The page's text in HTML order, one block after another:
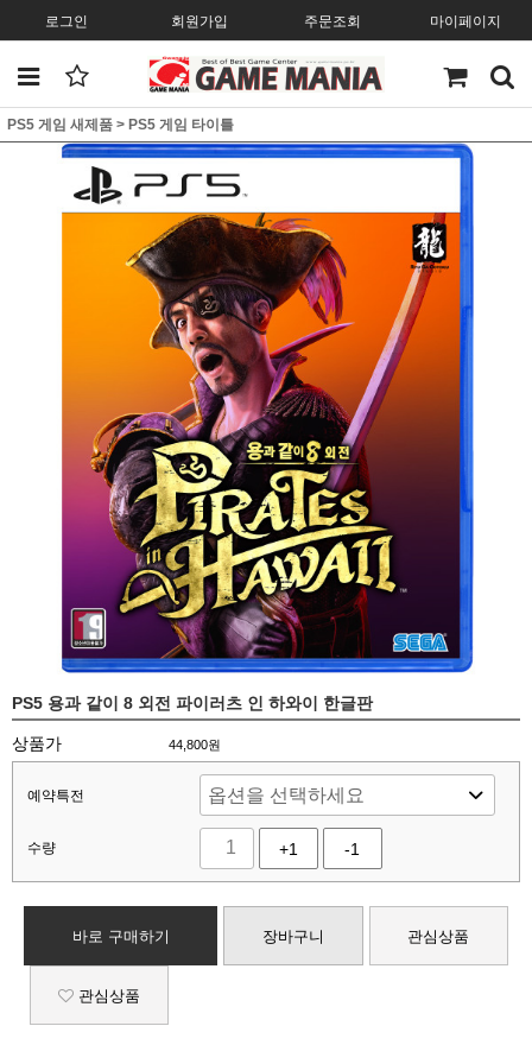
로그인 회원가입 주문조회 마이페이지
PS5 게임 새제품 > PS5 게임 타이틀
PS5 용과 같이 8 외전 파이러츠 인 하와이 한글판
상품가 44,800원
예약특전
수량 +1 -1
바로 구매하기 장바구니 관심상품
관심상품